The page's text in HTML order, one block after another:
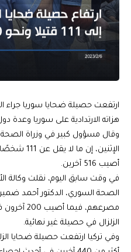
ارتفعت حصيلة ضحايا سوريا جراء
هزاته الارتدادية على سوريا وعدة دول
وقال مسؤول كبير في وزراة الصحة
الإثنين،
أصيب 516 آخرين.
في وقت سابق اليوم، نقلت وكالة
مصرعهم،
الزلزال في حصيلة غير نهائية.